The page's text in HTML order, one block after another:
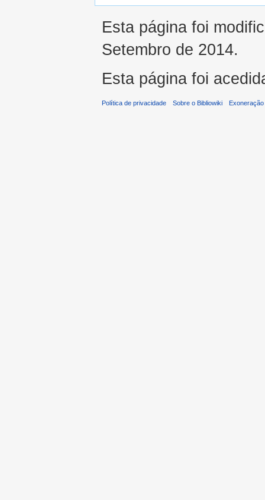
Esta página foi
Setembro de 2014.
Esta página foi
Política de privacidade Sobre o Bibliowiki